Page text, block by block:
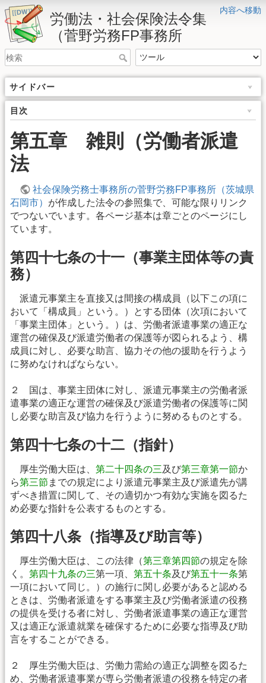
内容へ移動
労働法・社会保険法令集
（菅野労務FP事務所
サイドバー
目次
第五章 雑則（労働者派遣
法
社会保険労務士事務所の菅野労務FP事務所（茨城県
石岡市） が作成した法令の参照集で、可能な限りリンク
でつないでいます。各ページ基本は章ごとのページにし
ています。
第四十七条の十一（事業主団体等の責
務）
派遣元事業主を直接又は間接の構成員（以下この項に
おいて「構成員」という。）とする団体（次項において
「事業主団体」という。）は、労働者派遣事業の適正な
運営の確保及び派遣労働者の保護等が図られるよう、構
成員に対し、必要な助言、協力その他の援助を行うよう
に努めなければならない。
２ 国は、事業主団体に対し、派遣元事業主の労働者派
遣事業の適正な運営の確保及び派遣労働者の保護等に関
し必要な助言及び協力を行うように努めるものとする。
第四十七条の十二（指針）
厚生労働大臣は、 第二十四条の三及び第三章第一節か
ら第三節 までの規定により派遣元事業主及び派遣先が講
ずべき措置に関して、その適切かつ有効な実施を図るた
め必要な指針を公表するものとする。
第四十八条（指導及び助言等）
厚生労働大臣は、この法律（第三章第四節の規定を除
く。 第四十九条の三第一項、 第五十条及び第五十一条第
一項において同じ。）の施行に関し必要があると認める
ときは、労働者派遣をする事業主及び労働者派遣の役務
の提供を受ける者に対し、労働者派遣事業の適正な運営
又は適正な派遣就業を確保するために必要な指導及び助
言をすることができる。
２ 厚生労働大臣は、労働力需給の適正な調整を図るた
め、労働者派遣事業が専ら労働者派遣の役務を特定の者